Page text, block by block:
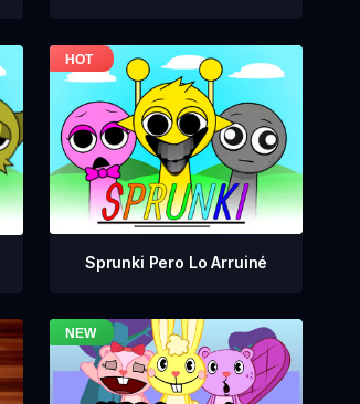
Sprunki Pero Lo Arruiné